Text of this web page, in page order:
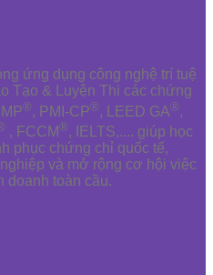
ứng dụng công nghệ trí tuệ
Tạo & Luyện Thi các chứng
®, PMI-CP®, LEED GA®,
, FCCM®, IELTS,.... giúp học
phục chứng chỉ quốc tế,
và mở rộng cơ hội việc
doanh toàn cầu.